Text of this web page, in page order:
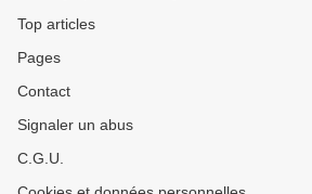
Top articles
Pages
Contact
Signaler un abus
C.G.U.